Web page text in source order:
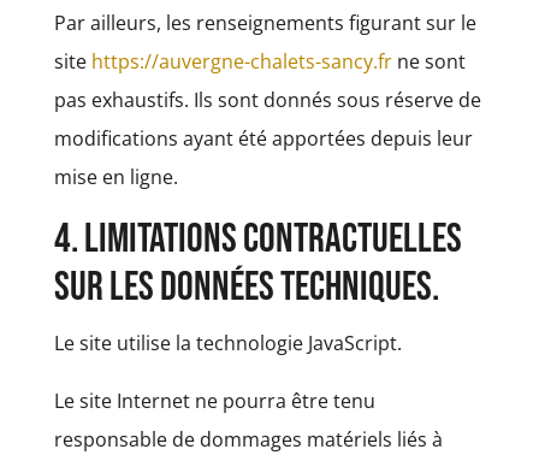
Par ailleurs, les renseignements figurant sur le
site https://auvergne-chalets-sancy.frne sont
pas exhaustifs. Ils sont donnés sous réserve de
modifications ayant été apportées depuis leur
mise en ligne.
4. Limitations contractuelles
sur les données techniques.
Le site utilise la technologie JavaScript.
Le site Internet ne pourra être tenu
responsable de dommages matériels liés à